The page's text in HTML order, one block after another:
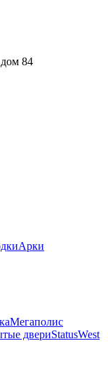
84
Арки
Мегаполис
двериStatusWest